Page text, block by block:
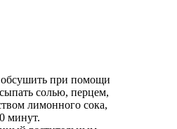
при помощи
солью, перцем,
лимонного сока,
минут.